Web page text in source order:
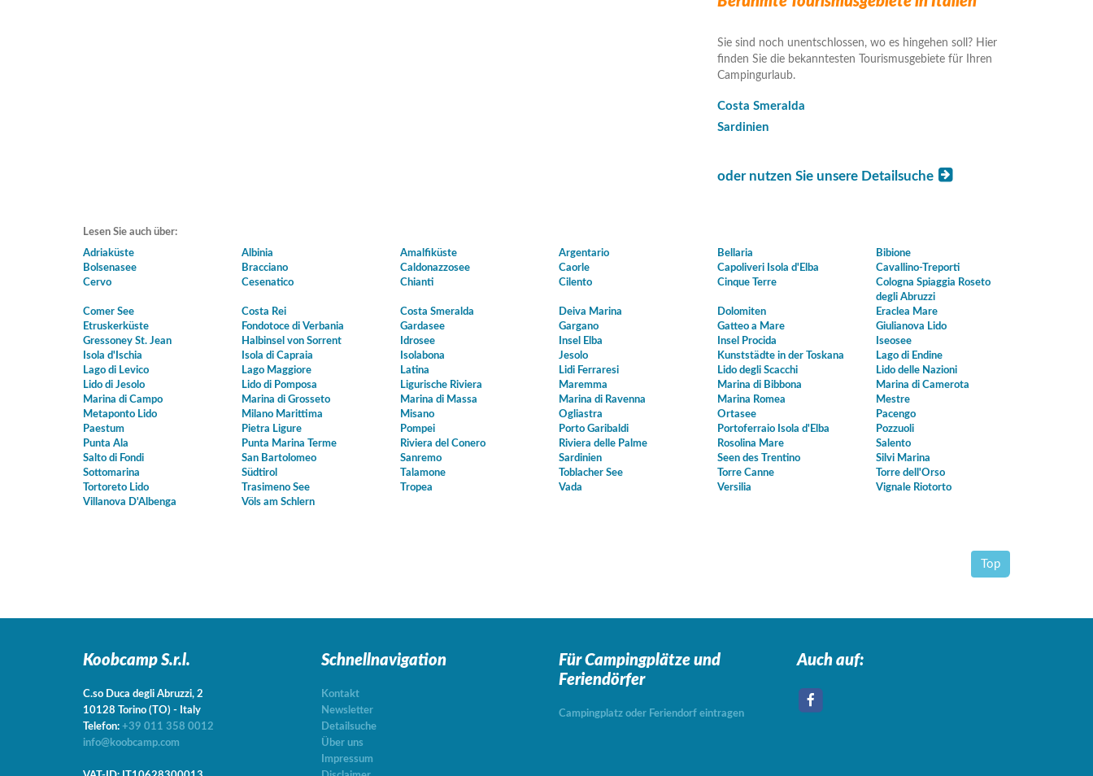
Sie sind noch unentschlossen, wo es hingehen soll? Hier
finden Sie die bekanntesten Tourismusgebiete für Ihren
Campingurlaub.
Costa Smeralda
Sardinien
oder nutzen Sie unsere Detailsuche
Lesen Sie auch über:
Adriaküste
Albinia Amalfiküste Argentario Bellaria
Bibione
Bolsenasee
Bracciano Caldonazzosee Caorle Capoliveri Isola d'Elba
Cavallino-Treporti
Cervo
Cesenatico Chianti Cilento Cinque Terre
Cologna Spiaggia Roseto
degli Abruzzi
Comer See
Costa Rei Costa Smeralda Deiva Marina Dolomiten
Eraclea Mare
Etruskerküste
Fondotoce di Verbania Gardasee Gargano Gatteo a Mare
Giulianova Lido
Gressoney St. Jean
Halbinsel von Sorrent Idrosee Insel Elba Insel Procida
Iseosee
Isola d'Ischia
Isola di Capraia Isolabona Jesolo Kunststädte in der Toskana
Lago di Endine
Lago di Levico
Lago Maggiore Latina Lidi Ferraresi Lido degli Scacchi
Lido delle Nazioni
Lido di Jesolo
Lido di Pomposa Ligurische Riviera Maremma Marina di Bibbona
Marina di Camerota
Marina di Campo
Marina di Grosseto Marina di Massa Marina di Ravenna Marina Romea
Mestre
Metaponto Lido
Milano Marittima Misano Ogliastra Ortasee
Pacengo
Paestum
Pietra Ligure Pompei Porto Garibaldi Portoferraio Isola d'Elba
Pozzuoli
Punta Ala
Punta Marina Terme Riviera del Conero Riviera delle Palme Rosolina Mare
Salento
Salto di Fondi
San Bartolomeo Sanremo Sardinien Seen des Trentino
Silvi Marina
Sottomarina
Südtirol Talamone Toblacher See Torre Canne
Torre dell'Orso
Tortoreto Lido
Trasimeno See Tropea Vada Versilia
Vignale Riotorto
Villanova D'Albenga
Völs am Schlern
Top
Koobcamp S.r.l.
C.so Duca degli Abruzzi, 2
10128 Torino (TO) - Italy
Telefon: +39 011 358 0012
info@koobcamp.com
Schnellnavigation
Kontakt
Newsletter
Detailsuche
Über uns
Impressum
Für Campingplätze und
Feriendörfer
Campingplatz oder Feriendorf eintragen
Auch auf: